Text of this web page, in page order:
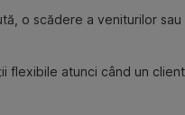
o scădere a veniturilor
flexibile atunci când un